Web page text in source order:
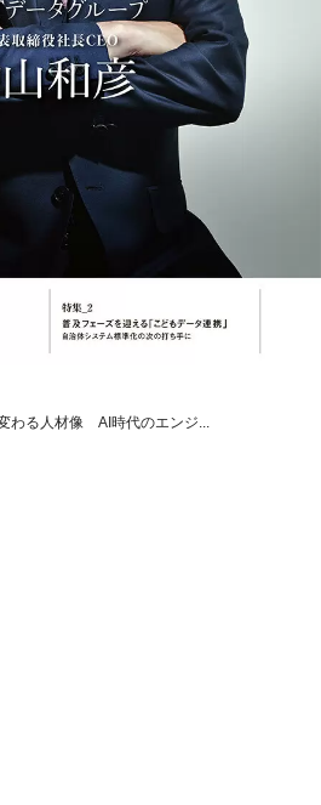
わる人材像 AI時代のエンジ...